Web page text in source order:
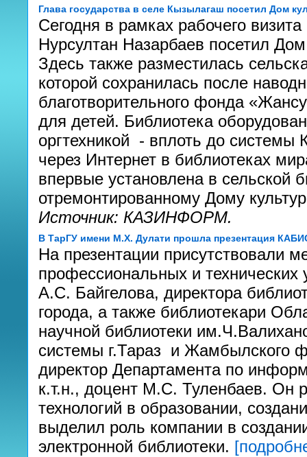
Глава государства в селе Кызылагаш посетил Дом
Сегодня в рамках рабочего
Нурсултан Назарбаев посетил
Здесь также разместилась
которой сохранилась после
благотворительного фонда
для детей. Библиотека
оргтехникой - вплоть до
через Интернет в библиотеках
впервые установлена в сельской
отремонтированному Дому
Источник: КАЗИНФОРМ.
В ТарГУ имени М.Х. Дулати прошла презентация
На презентации присутствовали
профессиональных и
А.С. Байгелова, директора
города, а также библиотекари
научной библиотеки
системы г.Тараз и Жамбылского
директор Департамента по
к.т.н., доцент М.С. Туленбаев. Он
технологий в образовании,
выделил роль компании в
электронной библиотеки.